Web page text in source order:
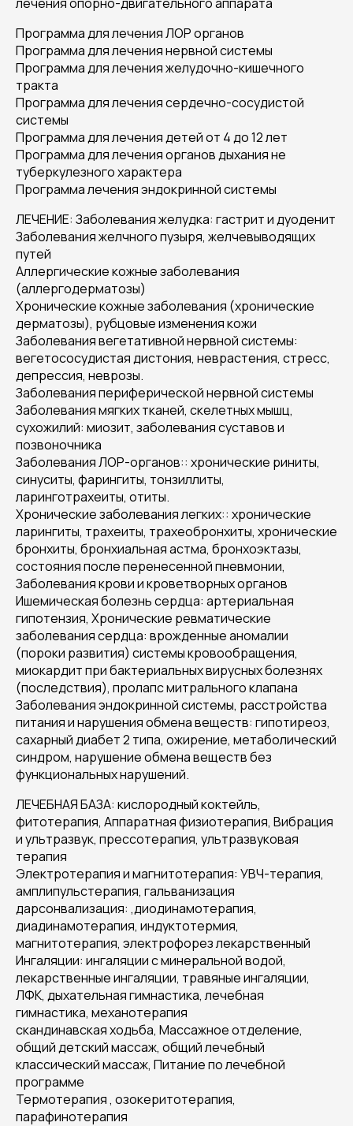
Программа для лечения ЛОР органов
Программа для лечения нервной системы
Программа для лечения желудочно-кишечного
тракта
Программа для лечения сердечно-сосудистой
системы
Программа для лечения детей от 4 до 12 лет
Программа для лечения органов дыхания не
туберкулезного характера
Программа лечения эндокринной системы
ЛЕЧЕНИЕ: Заболевания желудка: гастрит и дуоденит
Заболевания желчного пузыря, желчевыводящих
путей
Аллергические кожные заболевания
(аллергодерматозы)
Хронические кожные заболевания (хронические
дерматозы), рубцовые изменения кожи
Заболевания вегетативной нервной системы:
вегетососудистая дистония, неврастения, стресс,
депрессия, неврозы.
Заболевания периферической нервной системы
Заболевания мягких тканей, скелетных мышц,
сухожилий: миозит, заболевания суставов и
позвоночника
Заболевания ЛОР-органов:: хронические риниты,
синуситы, фарингиты, тонзиллиты,
ларинготрахеиты, отиты.
Хронические заболевания легких:: хронические
ларингиты, трахеиты, трахеобронхиты, хронические
бронхиты, бронхиальная астма, бронхоэктазы,
состояния после перенесенной пневмонии,
Заболевания крови и кроветворных органов
Ишемическая болезнь сердца: артериальная
гипотензия, Хронические ревматические
заболевания сердца: врожденные аномалии
(пороки развития) системы кровообращения,
миокардит при бактериальных вирусных болезнях
(последствия), пролапс митрального клапана
Заболевания эндокринной системы, расстройства
питания и нарушения обмена веществ: гипотиреоз,
сахарный диабет 2 типа, ожирение, метаболический
синдром, нарушение обмена веществ без
функциональных нарушений.
ЛЕЧЕБНАЯ БАЗА: кислородный коктейль,
фитотерапия, Аппаратная физиотерапия, Вибрация
и ультразвук, прессотерапия, ультразвуковая
терапия
Электротерапия и магнитотерапия: УВЧ-терапия,
амплипульстерапия, гальванизация
дарсонвализация: ,диодинамотерапия,
диадинамотерапия, индуктотермия,
магнитотерапия, электрофорез лекарственный
Ингаляции: ингаляции с минеральной водой,
лекарственные ингаляции, травяные ингаляции,
ЛФК, дыхательная гимнастика, лечебная
гимнастика, механотерапия
скандинавская ходьба, Массажное отделение,
общий детский массаж, общий лечебный
классический массаж, Питание по лечебной
программе
Термотерапия , озокеритотерапия,
парафинотерапия